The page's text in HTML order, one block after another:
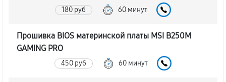
180 руб 60 минут
Прошивка BIOS материнской платы MSI B250M
GAMING PRO
450 руб 60 минут